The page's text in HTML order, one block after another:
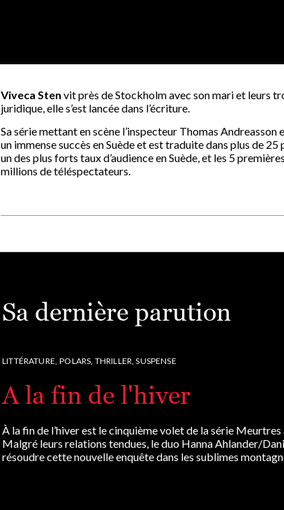
Viveca Sten vit près de Stockholm avec son mari et leurs
juridique, elle s’est lancée dans l’écriture.
Sa série mettant en scène l’inspecteur Thomas Andreasson
un immense succès en Suède et est traduite dans plus de 25
un des plus forts taux d’audience en Suède, et les 5
millions de téléspectateurs.
Sa dernière parution
LITTÉRATURE, POLARS, THRILLER, SUSPENSE
A la fin de l'hiver
À la fin de l’hiver est le cinquième volet de la série Meurtres
Malgré leurs relations tendues, le duo Hanna Ahlander/
résoudre cette nouvelle enquête dans les sublimes